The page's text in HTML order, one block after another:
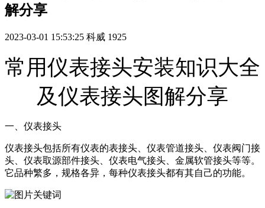
解分享
2023-03-01 15:53:25 科威 1925
常用仪表接头安装知识大全
及仪表接头图解分享
一、仪表接头
仪表接头包括所有仪表的表接头、仪表管道接头、仪表阀门接
头、仪表取源部件接头、仪表电气接头、金属软管接头等等。
它品种繁多，规格各异，每种仪表接头都有其自己的功能。